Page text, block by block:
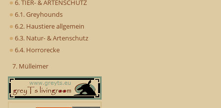
6. TIER- & ARTENSCHUTZ
6.1. Greyhounds
6.2. Haustiere allgemein
6.3. Natur- & Artenschutz
6.4. Horrorecke
7. Mülleimer